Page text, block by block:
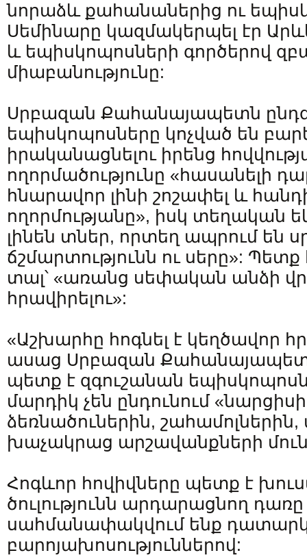
նորաձև քահանաներից ու
Սեմինարը կազմակերպել էր
և եպիսկոպոսների գործերով
միաբանությունը:
Սրբազան Քահանայապետն
եպիսկոպոսները կոչված են
իրականացնելու իրենց
ողորմածությունը «հասանելի
հնարավոր լինի շոշափել և
ողորմությանը», իսկ տեղական
լինեն տներ, որտեղ ապրում են
ճշմարտությունն ու սերը»:
տալ՝ «առանց սեփական անձի
հրավիրելու»:
«Աշխարհը հոգնել է կեղծավոր
ասաց Սրբազան Քահանայապետն
պետք է զգուշանան
մարդիկ չեն ընդունում
ձեռնածուներին,
խաչակրաց արշավանքների
Հոգևոր հովիվները պետք է
ծուլությունն արդարացնող դառը
սահմանափակվում ենք
բարոյախոսություններով: